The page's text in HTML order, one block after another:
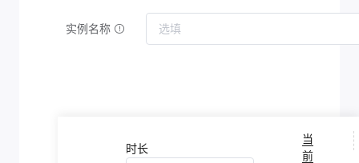
实例名称
时长
当
前